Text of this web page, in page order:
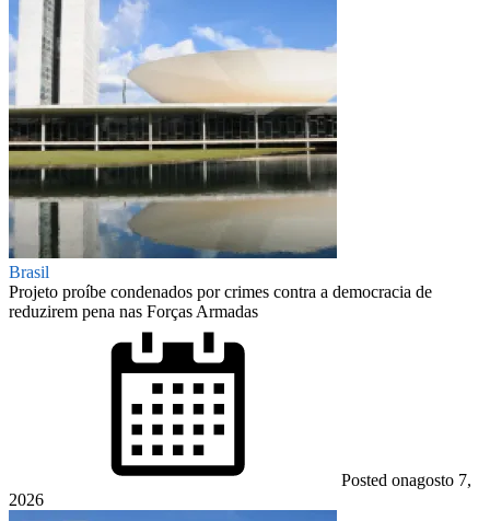
Brasil
Projeto proíbe condenados por crimes contra a democracia de
reduzirem pena nas Forças Armadas
Posted onagosto 7,
2026